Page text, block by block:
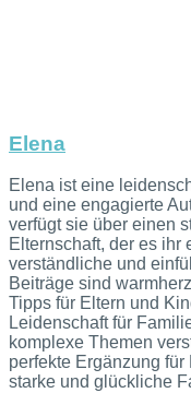
Elena
Elena ist eine
und eine engagierte
verfügt sie über einen
Elternschaft, der es ihr
verständliche und
Beiträge sind
Tipps für Eltern und
Leidenschaft für
komplexe Themen
perfekte Ergänzung
starke und glückliche